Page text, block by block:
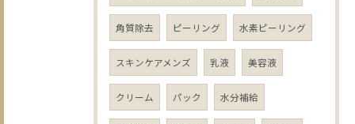
角質除去 ピーリング 水素ピーリング
スキンケアメンズ 乳液 美容液
クリーム パック 水分補給